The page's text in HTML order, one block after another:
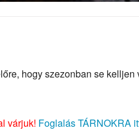
hogy szezonban se kelljen
várjuk! Foglalás TÁRNOKRA